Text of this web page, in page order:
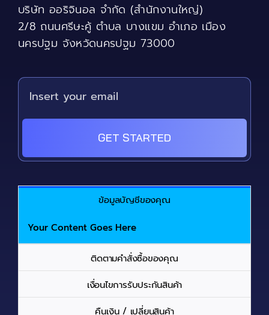
บริษัท ออริจินอล จำกัด (สำนักงานใหญ่)
2/8 ถนนศรีษะคู้ ตำบล บางแขม อำเภอ เมือง
นครปฐม จังหวัดนครปฐม 73000
GET STARTED
ข้อมูลบัญชีของคุณ
Your Content Goes Here
ติดตามคำสั่งซื้อของคุณ
เงื่อนไขการรับประกันสินค้า
คืนเงิน / เปลี่ยนสินค้า